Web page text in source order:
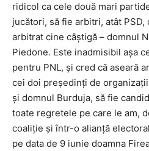
ridicol ca cele două mari
jucători, să fie arbitri, atât PSD,
arbitrat cine câştigă – domnul
Piedone. Este inadmisibil aşa
pentru PNL, şi cred că aseară
cei doi preşedinţi de
şi domnul Burduja, să fie
toate regretele pe care le am,
coaliţie şi într-o alianţă
pe data de 9 iunie doamna